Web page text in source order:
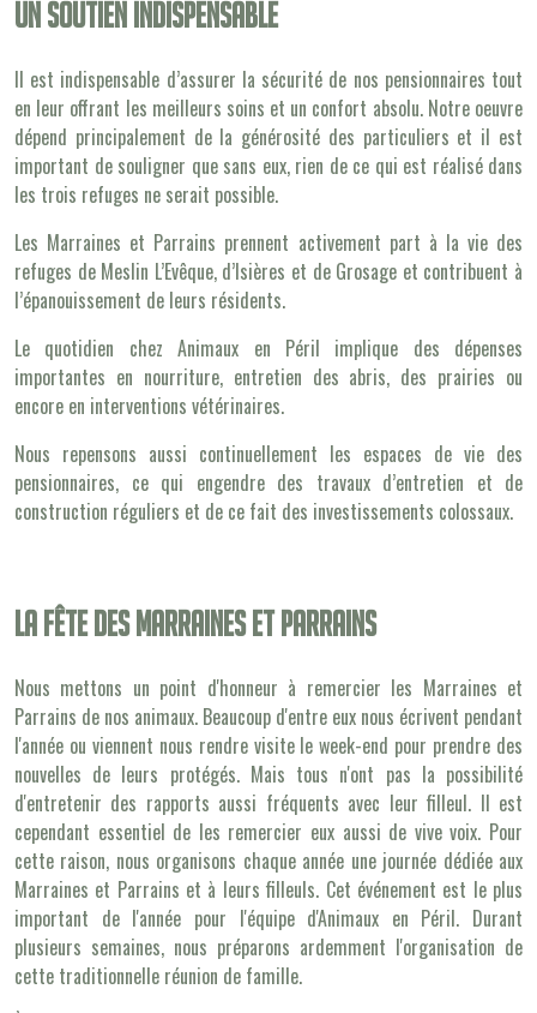
Un soutien indispensable
Il est indispensable d’assurer la sécurité de nos pensionnaires tout
en leur offrant les meilleurs soins et un confort absolu. Notre oeuvre
dépend principalement de la générosité des particuliers et il est
important de souligner que sans eux, rien de ce qui est réalisé dans
les trois refuges ne serait possible.
Les Marraines et Parrains prennent activement part à la vie des
refuges de Meslin L’Evêque, d’Isières et de Grosage et contribuent à
l’épanouissement de leurs résidents.
Le quotidien chez Animaux en Péril implique des dépenses
importantes en nourriture, entretien des abris, des prairies ou
encore en interventions vétérinaires.
Nous repensons aussi continuellement les espaces de vie des
pensionnaires, ce qui engendre des travaux d’entretien et de
construction réguliers et de ce fait des investissements colossaux.
La fête des marraines et parrains
Nous mettons un point d'honneur à remercier les Marraines et
Parrains de nos animaux. Beaucoup d'entre eux nous écrivent pendant
l'année ou viennent nous rendre visite le week-end pour prendre des
nouvelles de leurs protégés. Mais tous n'ont pas la possibilité
d'entretenir des rapports aussi fréquents avec leur filleul. Il est
cependant essentiel de les remercier eux aussi de vive voix. Pour
cette raison, nous organisons chaque année une journée dédiée aux
Marraines et Parrains et à leurs filleuls. Cet événement est le plus
important de l'année pour l'équipe d'Animaux en Péril. Durant
plusieurs semaines, nous préparons ardemment l'organisation de
cette traditionnelle réunion de famille.